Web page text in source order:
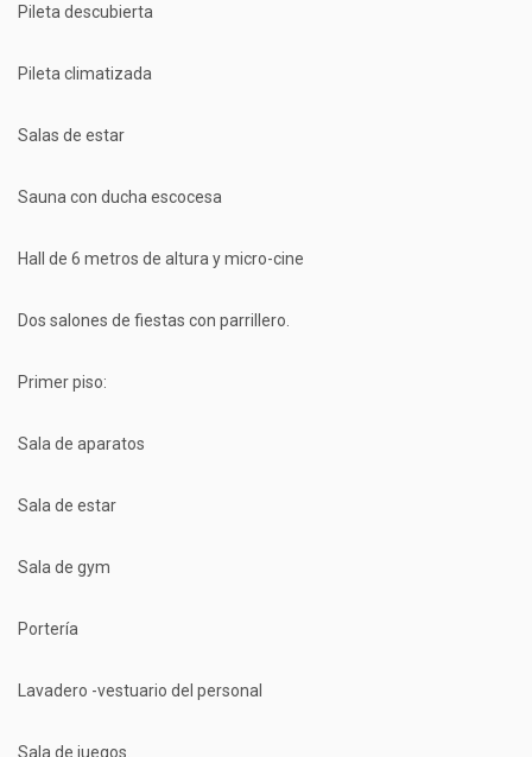
Pileta descubierta
Pileta climatizada
Salas de estar
Sauna con ducha escocesa
Hall de 6 metros de altura y micro-cine
Dos salones de fiestas con parrillero.
Primer piso:
Sala de aparatos
Sala de estar
Sala de gym
Portería
Lavadero -vestuario del personal
Sala de juegos.